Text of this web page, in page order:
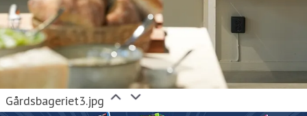
Gårdsbageriet3.jpg